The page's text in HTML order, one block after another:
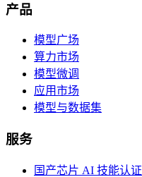
产品
模型广场
算力市场
模型微调
应用市场
模型与数据集
服务
国产芯片 AI 技能认证